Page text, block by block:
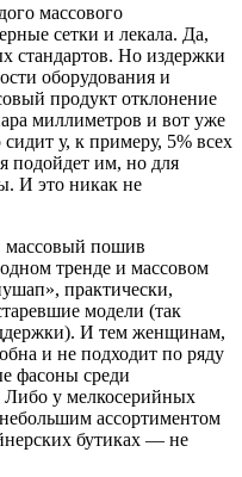
массового
сетки и лекала. Да,
стандартов. Но издержки
оборудования и
продукт отклонение
миллиметров и вот уже
у, к примеру, 5% всех
подойдет им, но для
И это никак не
массовый пошив
тренде и массовом
практически,
модели (так
И тем женщинам,
и не подходит по ряду
фасоны среди
Либо у мелкосерийных
ассортиментом
бутиках — не